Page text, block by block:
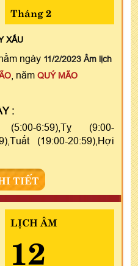
Tháng 2
XẤU
ngày 11/2/2023 Âm lịch
, năm QUÝ MÃO
:
6:59),Tỵ (9:00-
(19:00-20:59),Hợi
TIẾT
LỊCH ÂM
12